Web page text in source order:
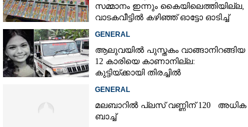
സമ്മാനം ഇന്നും കൈയിലെത്തിയില്ല,
വാടകവീട്ടിൽ കഴിഞ്ഞ് ഓട്ടോ ഓടിച്ച്
GENERAL
ആലുവയിൽ പുസ്തകം വാങ്ങാനിറങ്ങിയ
12 കാരിയെ കാണാനില്ല:
കുട്ടിയ്ക്കായി തിരച്ചിൽ
GENERAL
മലബാറിൽ പ്ലസ് വണ്ണിന് 120 അധിക
ബാച്ച്